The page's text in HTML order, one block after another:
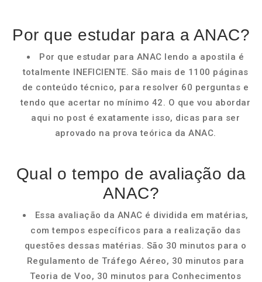
Por que estudar para a ANAC?
Por que estudar para ANAC lendo a apostila é
totalmente INEFICIENTE. São mais de 1100 páginas
de conteúdo técnico, para resolver 60 perguntas e
tendo que acertar no mínimo 42. O que vou abordar
aqui no post é exatamente isso, dicas para ser
aprovado na prova teórica da ANAC.
Qual o tempo de avaliação da
ANAC?
Essa avaliação da ANAC é dividida em matérias,
com tempos específicos para a realização das
questões dessas matérias. São 30 minutos para o
Regulamento de Tráfego Aéreo, 30 minutos para
Teoria de Voo, 30 minutos para Conhecimentos